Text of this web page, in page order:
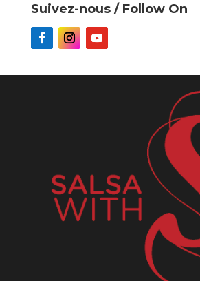
Suivez-nous / Follow On